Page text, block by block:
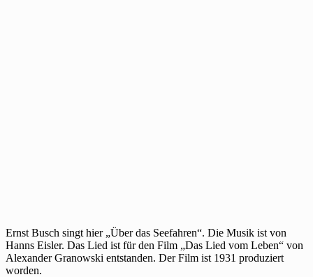
Ernst Busch singt hier „Über das Seefahren“. Die Musik ist von
Hanns Eisler. Das Lied ist für den Film „Das Lied vom Leben“ von
Alexander Granowski entstanden. Der Film ist 1931 produziert
worden.